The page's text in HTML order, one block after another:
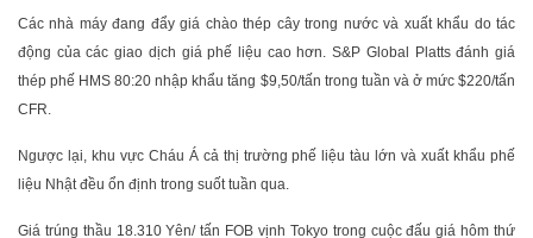
Các nhà máy đang đẩy giá chào thép cây trong nước và xuất khẩu do tác
động của các giao dịch giá phế liệu cao hơn. S&P Global Platts đánh giá
thép phế HMS 80:20 nhập khẩu tăng $9,50/tấn trong tuần và ở mức $220/tấn
CFR.
Ngược lại, khu vực Cháu Á cả thị trường phế liệu tàu lớn và xuất khẩu phế
liệu Nhật đều ổn định trong suốt tuần qua.
Giá trúng thầu 18.310 Yên/ tấn FOB vịnh Tokyo trong cuộc đấu giá hôm thứ